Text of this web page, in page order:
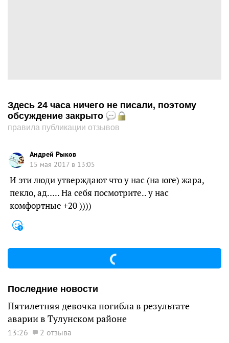
Здесь 24 часа ничего не писали, поэтому
обсуждение закрыто
правила публикации отзывов
Андрей Рыков
15 мая 2017 в 13:05
И эти люди утверждают что у нас (на юге) жара,
пекло, ад….. На себя посмотрите.. у нас
комфортные +20 ))))
Последние новости
Пятилетняя девочка погибла в результате
аварии в Тулунском районе
13:26 2 отзыва